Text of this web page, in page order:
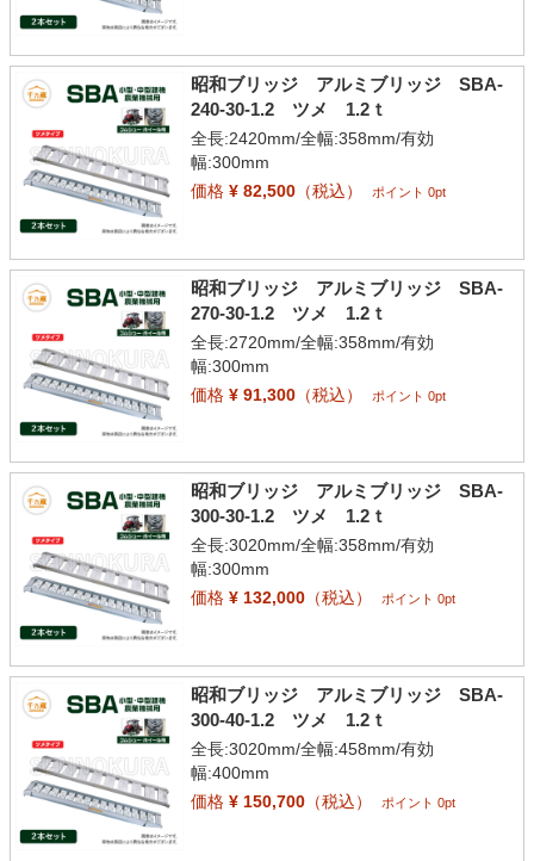
昭和ブリッジ アルミブリッジ SBA-
240-30-1.2 ツメ 1.2ｔ
全長:2420mm/全幅:358mm/有効
幅:300mm
価格¥ 82,500（税込） ポイント 0pt
昭和ブリッジ アルミブリッジ SBA-
270-30-1.2 ツメ 1.2ｔ
全長:2720mm/全幅:358mm/有効
幅:300mm
価格¥ 91,300（税込） ポイント 0pt
昭和ブリッジ アルミブリッジ SBA-
300-30-1.2 ツメ 1.2ｔ
全長:3020mm/全幅:358mm/有効
幅:300mm
価格¥ 132,000（税込） ポイント 0pt
昭和ブリッジ アルミブリッジ SBA-
300-40-1.2 ツメ 1.2ｔ
全長:3020mm/全幅:458mm/有効
幅:400mm
価格¥ 150,700（税込） ポイント 0pt